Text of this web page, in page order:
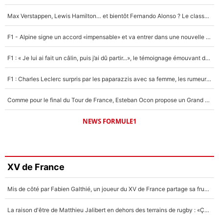
Max Verstappen, Lewis Hamilton… et bientôt Fernando Alonso ? Le classement des pilotes les mieux payés en Formule 1 risque de changer !
F1 - Alpine signe un accord «impensable» et va entrer dans une nouvelle dimension : Grande nouvelle pour Pierre Gasly !
F1 : « Je lui ai fait un câlin, puis j’ai dû partir...», le témoignage émouvant de Max Verstappen sur sa fille
F1 : Charles Leclerc surpris par les paparazzis avec sa femme, les rumeurs étaient vraies !
Comme pour le final du Tour de France, Esteban Ocon propose un Grand Prix de Formule 1 à Paris : «Autour de l’Arc de Triomphe, ce serait génial» !
NEWS FORMULE1
XV de France
Mis de côté par Fabien Galthié, un joueur du XV de France partage sa frustration : «ils ne me l’ont pas dit tout de suite»
La raison d'être de Matthieu Jalibert en dehors des terrains de rugby : «Ça m'atteint autant que si tu touches à un membre de ma famille»